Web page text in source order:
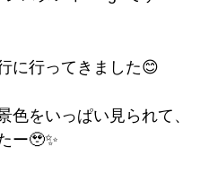
に行ってきました😊
色をいっぱい見られて、
ー🥹✨